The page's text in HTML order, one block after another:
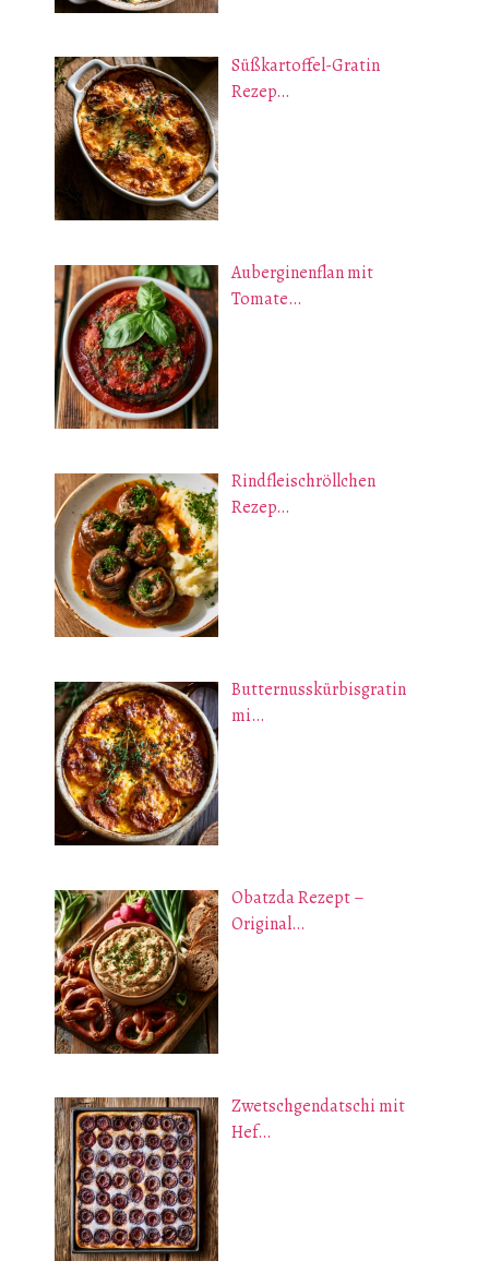
Süßkartoffel-Gratin
Rezep…
Auberginenflan mit
Tomate…
Rindfleischröllchen
Rezep…
Butternusskürbisgratin
mi…
Obatzda Rezept –
Original…
Zwetschgendatschi mit
Hef…